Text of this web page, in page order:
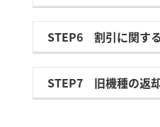
STEP6 割引に関す
STEP7 旧機種の返